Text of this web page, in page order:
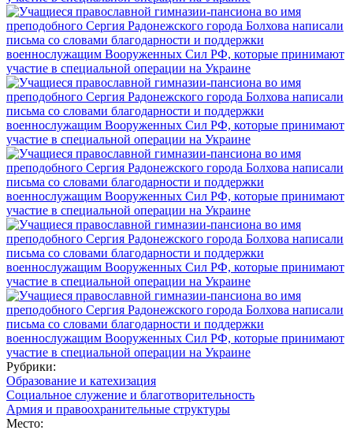
Рубрики:
Образование и катехизация
Социальное служение и благотворительность
Армия и правоохранительные структуры
Место: